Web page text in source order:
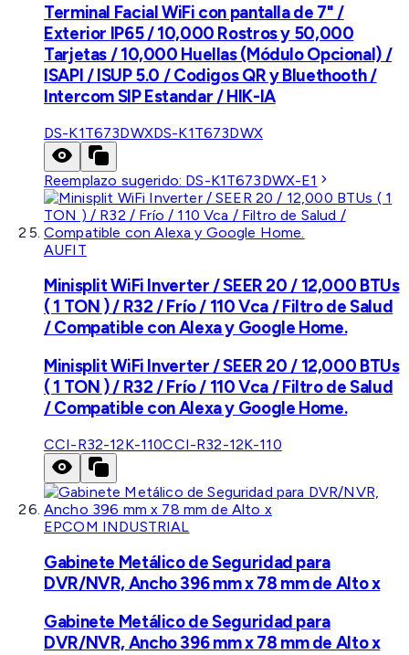
Terminal Facial WiFi con pantalla de 7" /
Exterior IP65 / 10,000 Rostros y 50,000
Tarjetas / 10,000 Huellas (Módulo Opcional) /
ISAPI / ISUP 5.0 / Codigos QR y Bluethooth /
Intercom SIP Estandar / HIK-IA
DS-K1T673DWXDS-K1T673DWX
Reemplazo sugerido: DS-K1T673DWX-E1
AUFIT
Minisplit WiFi Inverter / SEER 20 / 12,000 BTUs
( 1 TON ) / R32 / Frío / 110 Vca / Filtro de Salud
/ Compatible con Alexa y Google Home.
Minisplit WiFi Inverter / SEER 20 / 12,000 BTUs
( 1 TON ) / R32 / Frío / 110 Vca / Filtro de Salud
/ Compatible con Alexa y Google Home.
CCI-R32-12K-110CCI-R32-12K-110
EPCOM INDUSTRIAL
Gabinete Metálico de Seguridad para
DVR/NVR, Ancho 396 mm x 78 mm de Alto x
Gabinete Metálico de Seguridad para
DVR/NVR, Ancho 396 mm x 78 mm de Alto x